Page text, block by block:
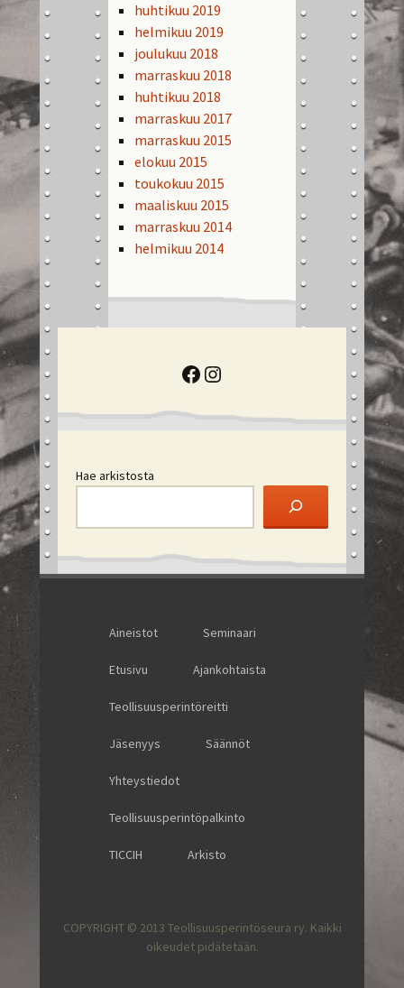
huhtikuu 2019
helmikuu 2019
joulukuu 2018
marraskuu 2018
huhtikuu 2018
marraskuu 2017
marraskuu 2015
elokuu 2015
toukokuu 2015
maaliskuu 2015
marraskuu 2014
helmikuu 2014
Facebook
Instagram
Hae arkistosta
Aineistot Seminaari
Etusivu Ajankohtaista
Teollisuusperintöreitti
Jäsenyys Säännöt
Yhteystiedot
Teollisuusperintöpalkinto
TICCIH Arkisto
COPYRIGHT © 2013 Teollisuusperintöseura ry. Kaikki
oikeudet pidätetään.